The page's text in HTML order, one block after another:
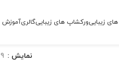
زیباییورکشاپ های زیباییگالریآموزش
نمایش 9